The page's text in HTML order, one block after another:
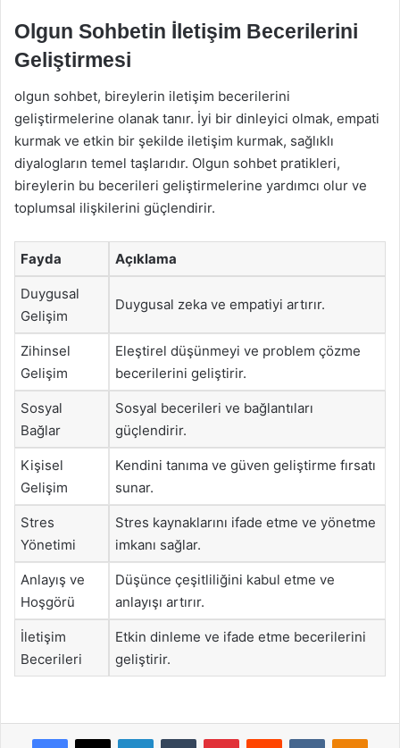
Olgun Sohbetin İletişim Becerilerini
Geliştirmesi
olgun sohbet, bireylerin iletişim becerilerini
geliştirmelerine olanak tanır. İyi bir dinleyici olmak, empati
kurmak ve etkin bir şekilde iletişim kurmak, sağlıklı
diyalogların temel taşlarıdır. Olgun sohbet pratikleri,
bireylerin bu becerileri geliştirmelerine yardımcı olur ve
toplumsal ilişkilerini güçlendirir.
Fayda Açıklama
Duygusal
Gelişim
Duygusal zeka ve empatiyi artırır.
Zihinsel
Gelişim
Eleştirel düşünmeyi ve problem çözme
becerilerini geliştirir.
Sosyal
Bağlar
Sosyal becerileri ve bağlantıları
güçlendirir.
Kişisel
Gelişim
Kendini tanıma ve güven geliştirme fırsatı
sunar.
Stres
Yönetimi
Stres kaynaklarını ifade etme ve yönetme
imkanı sağlar.
Anlayış ve
Hoşgörü
Düşünce çeşitliliğini kabul etme ve
anlayışı artırır.
İletişim
Becerileri
Etkin dinleme ve ifade etme becerilerini
geliştirir.
Facebook
X LinkedInTumblr PinterestReddit VKontakte